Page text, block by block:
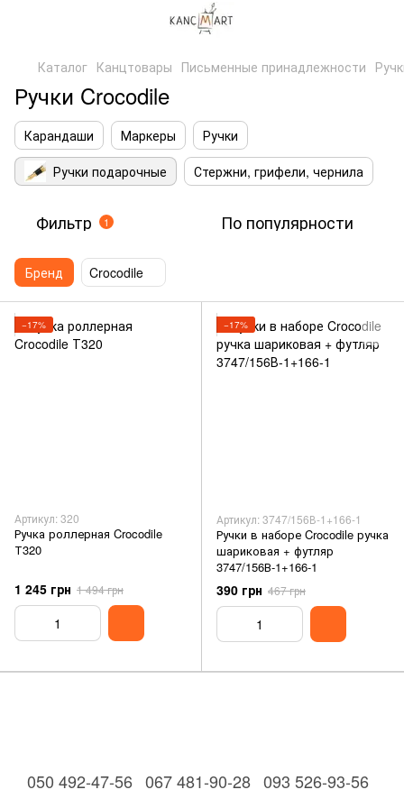
Каталог Канцтовары Письменные принадлежности
Ручки Crocodile
Карандаши Маркеры
Ручки
Ручки подарочные
Стержни, грифели, чернила
Фильтр 1 По популярности
Бренд Crocodile
−17%
Артикул: 320
Ручка роллерная Crocodile
Т320
1 245 грн 1 494 грн
−17%
Артикул: 3747/156В-1+166-1
Ручки в наборе Crocodile ручка
шариковая + футляр
3747/156В-1+166-1
390 грн 467 грн
050 492-47-56 067 481-90-28 093 526-93-56